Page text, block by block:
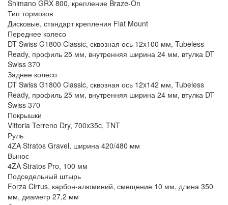
Shimano GRX 800, крепление Braze-On
Тип тормозов
Дисковые, стандарт крепления Flat Mount
Переднее колесо
DT Swiss G1800 Classic, сквозная ось 12x100 мм, Tubeless
Ready, профиль 25 мм, внутренняя ширина 24 мм, втулка DT
Swiss 370
Заднее колесо
DT Swiss G1800 Classic, сквозная ось 12x142 мм, Tubeless
Ready, профиль 25 мм, внутренняя ширина 24 мм, втулка DT
Swiss 370
Покрышки
Vittoria Terreno Dry, 700x35c, TNT
Руль
4ZA Stratos Gravel, ширина 420/480 мм
Вынос
4ZA Stratos Pro, 100 мм
Подседельный штырь
Forza Cirrus, карбон-алюминий, смещение 10 мм, длина 350
мм, диаметр 27,2 мм